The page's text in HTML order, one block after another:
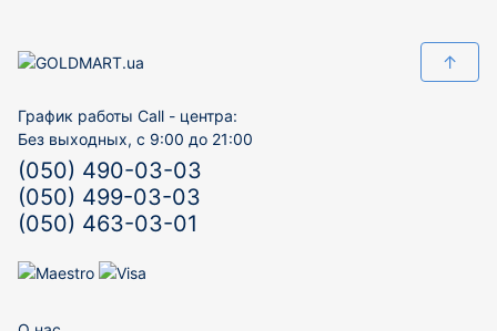
↑
График работы Call - центра:
Без выходных, с 9:00 до 21:00
(050) 490-03-03
(050) 499-03-03
(050) 463-03-01